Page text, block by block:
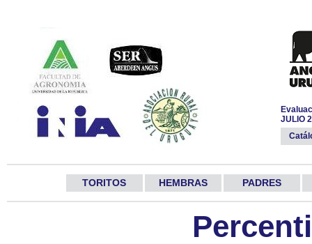
JULIO
TORITOS HEMBRAS PADRES